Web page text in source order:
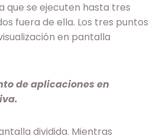
que se ejecuten hasta tres
fuera de ella. Los tres puntos
en pantalla
de aplicaciones en
dividida. Mientras